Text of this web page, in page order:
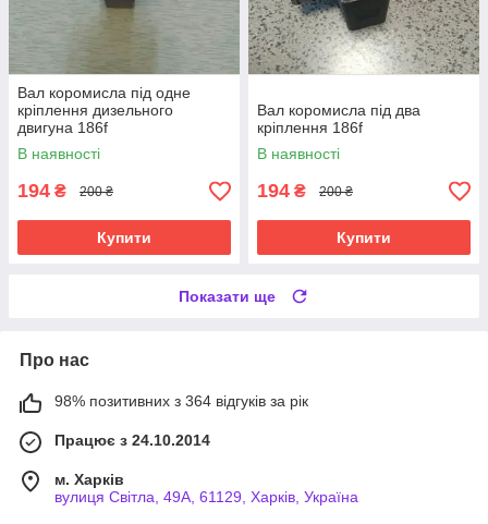
Вал коромисла під одне
кріплення дизельного
двигуна 186f
В наявності
194 ₴ 200 ₴
Купити
Вал коромисла під два
кріплення 186f
В наявності
194 ₴ 200 ₴
Купити
Показати ще
Про нас
98% позитивних з 364 відгуків за рік
Працює з 24.10.2014
м. Харків
вулиця Світла, 49А, 61129, Харків, Україна